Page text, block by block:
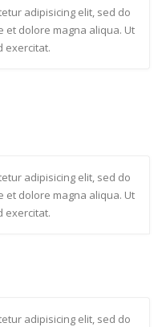
adipisicing elit, sed do
et dolore magna aliqua. Ut
exercitat.
adipisicing elit, sed do
et dolore magna aliqua. Ut
exercitat.
adipisicing elit, sed do